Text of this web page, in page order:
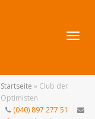
Startseite » Club der
Optimisten
(040) 897 277 51